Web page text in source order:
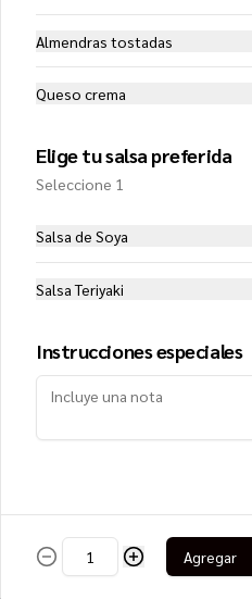
$8.250
Filete
$8.950
en
$8.450
Almendras tostadas
Queso crema
Elige tu salsa preferida
Seleccione 1
Salsa de Soya
Salsa Teriyaki
Instrucciones especiales
Agregar